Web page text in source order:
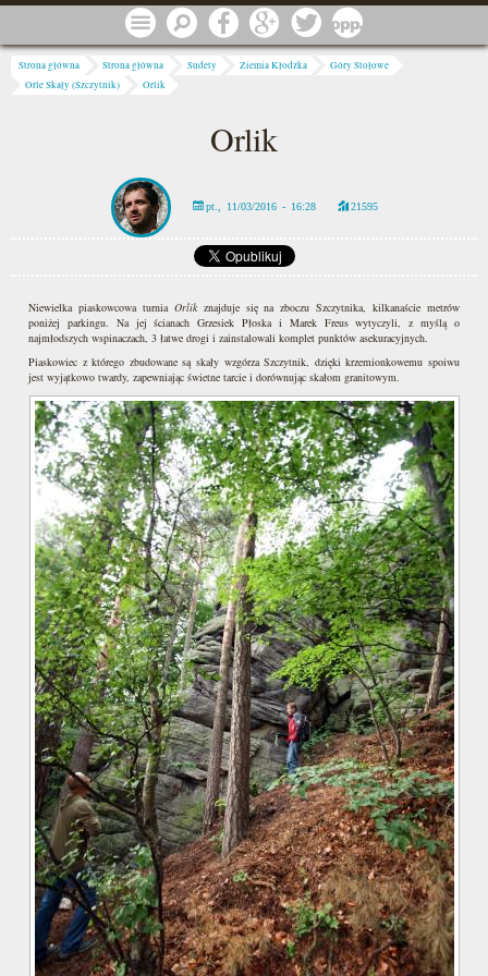
Przejdź do treści Menu Szukaj Facebook Google Twitter
Jesteś tutaj
Strona główna Strona główna Sudety Ziemia Kłodzka
Góry Stołowe
Orle Skały (Szczytnik)
Orlik
Orlik
pt., 11/03/2016 - 16:28 21595
Niewielka piaskowcowa turnia Orlikznajduje się na zboczu Szczytnika, kilkanaście metrów
poniżej parkingu. Na jej ścianach Grzesiek Płoska i Marek Freus wytyczyli, z myślą o
najmłodszych wspinaczach, 3 łatwe drogi i zainstalowali komplet punktów asekuracyjnych.
Piaskowiec z którego zbudowane są skały wzgórza Szczytnik, dzięki krzemionkowemu spoiwu
jest wyjątkowo twardy, zapewniając świetne tarcie i dorównując skałom granitowym.